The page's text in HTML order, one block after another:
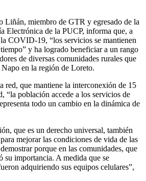
Liñán, miembro de GTR y egresado de la
Electrónica de la PUCP, informa que, a
COVID-19, “los servicios se mantienen
y ha logrado beneficiar a un rango
de diversas comunidades rurales que
en la región de Loreto.
red, que mantiene la interconexión de 15
“la población accede a los servicios de
todo un cambio en la dinámica de
que es un derecho universal, también
mejorar las condiciones de vida de las
porque en las comunidades, que
su importancia. A medida que se
adquiriendo sus equipos celulares”,